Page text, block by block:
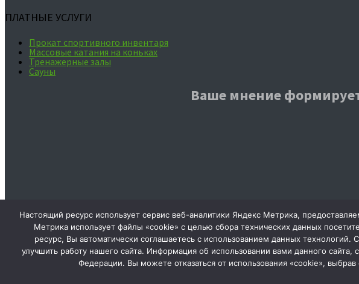
ПЛАТНЫЕ УСЛУГИ
Прокат спортивного инвентаря
Массовые катания на коньках
Тренажерные залы
Сауны
Ваше мнение
Настоящий ресурс использует сервис веб-аналитики Яндекс Метрика,
Метрика использует файлы «cookie» с целью сбора технических данных
ресурс, Вы автоматически соглашаетесь с использованием данных
улучшить работу нашего сайта. Информация об использовании вами данного
Федерации. Вы можете отказаться от использования «cookie»,
Сообщить об опечатке
Текст, который будет отправлен нашим редакторам: